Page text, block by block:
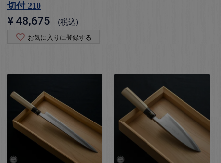
切付 210
¥ 48,675 税込
お気に入りに登録する